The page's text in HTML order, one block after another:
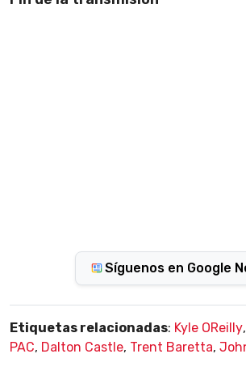
Síguenos en Google
Etiquetas relacionadas: Kyle OReilly,
PAC, Dalton Castle, Trent Baretta,